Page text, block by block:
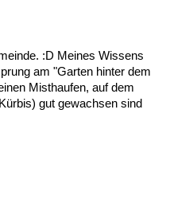
:D Meines Wissens
am "Garten hinter dem
Misthaufen, auf dem
gut gewachsen sind